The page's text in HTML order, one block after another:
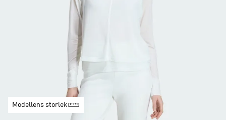
Modellens storlek